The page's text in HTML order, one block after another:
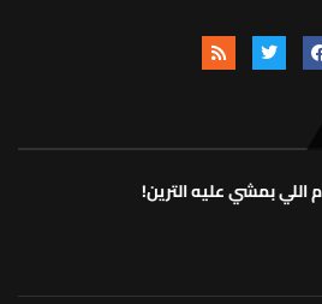
اللي بمشي عليه الترين!